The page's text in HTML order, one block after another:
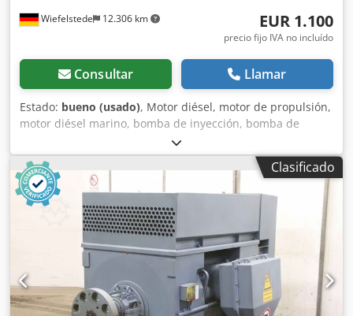
Wiefelstede 12.306 km EUR 1.100
precio fijo IVA no incluído
Consultar Llamar
Estado: bueno (usado), Motor diésel, motor de propulsión,
motor diésel marino, bomba de inyección, bomba de
combustible, bomba de inyección de combustible -
Fabricante: Bosch, bomba de inyección para motor diésel
de 6 cilindros -Tipo: PES6R120/720LV B 403 860 177
RQV300-900 RV -Componentes individuales: véase las fotos
Crsdpfeh It Trex Akbjf -Cantidad: 2 bombas de inyección
disponibles -Precio: por unidad -Dimensiones:
460/215/A325 mm -Peso: 32 kg
Clasificado